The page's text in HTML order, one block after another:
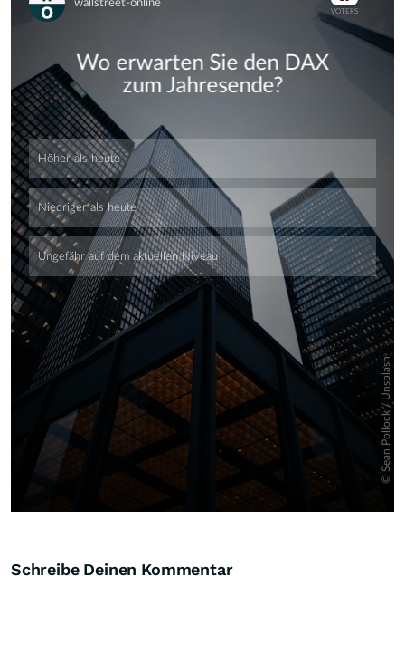
Skip
Skip
Schreibe Deinen Kommentar